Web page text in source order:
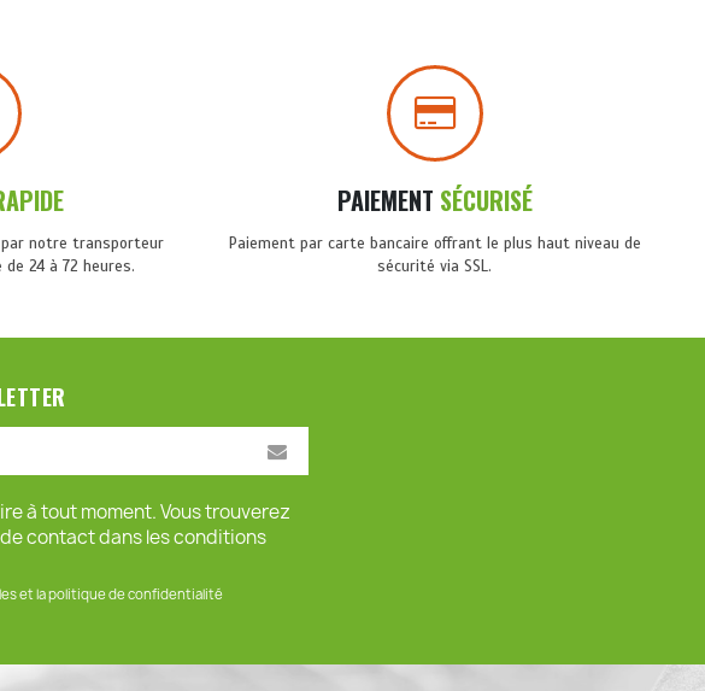
par notre transporteur
24 à 72 heures.
PAIEMENT SÉCURISÉ
Paiement par carte bancaire offrant le plus haut niveau de
sécurité via SSL.
à tout moment. Vous trouverez
contact dans les conditions
et la politique de confidentialité